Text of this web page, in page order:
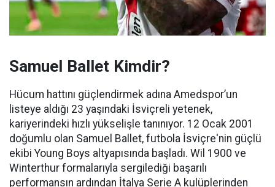
Samuel Ballet Kimdir?
Hücum hattını güçlendirmek adına Amedspor’un
listeye aldığı 23 yaşındaki İsviçreli yetenek,
kariyerindeki hızlı yükselişle tanınıyor. 12 Ocak 2001
doğumlu olan Samuel Ballet, futbola İsviçre'nin güçlü
ekibi Young Boys altyapısında başladı. Wil 1900 ve
Winterthur formalarıyla sergilediği başarılı
performansın ardından İtalya Serie A kulüplerinden